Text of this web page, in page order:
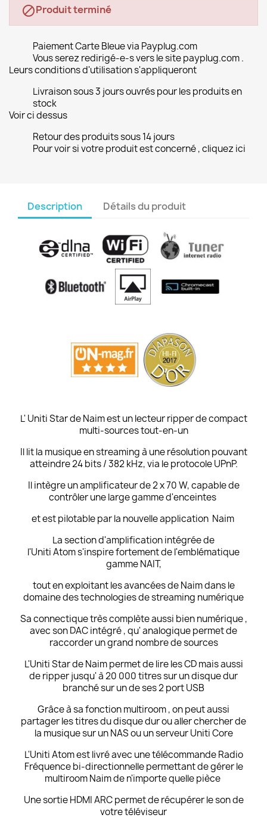
Produit terminé
Paiement Carte Bleue via Payplug.com
Vous serez redirigé-e-s vers le site payplug.com .
Leurs conditions d'utilisation s'appliqueront
Livraison sous 3 jours ouvrés pour les produits en
stock
Voir ci dessus
Retour des produits sous 14 jours
Pour voir si votre produit est concerné , cliquez ici
Description Détails du produit
L' Uniti Star de Naim est un lecteur ripper de compact
multi-sources tout-en-un
Il lit la musique en streaming à une résolution pouvant
atteindre 24 bits / 382 kHz, via le protocole UPnP.
Il intègre un amplificateur de 2 x 70 W, capable de
contrôler une large gamme d'enceintes
et est pilotable par la nouvelle application Naim
La section d'amplification intégrée de
l'Uniti Atom s'inspire fortement de l'emblématique
gamme NAIT,
tout en exploitant les avancées de Naim dans le
domaine des technologies de streaming numérique
Sa connectique très complète aussi bien numérique ,
avec son DAC intégré , qu' analogique permet de
raccorder un grand nombre de sources
L'Uniti Star de Naim permet de lire les CD mais aussi
de ripper jusqu' à 20 000 titres sur un disque dur
branché sur un de ses 2 port USB
Grâce à sa fonction multiroom , on peut aussi
partager les titres du disque dur ou aller chercher de
la musique sur un NAS ou un serveurUniti Core
L'Uniti Atom est livré avec une télécommande Radio
Fréquence bi-directionnelle permettant de gérer le
multiroom Naim de n'importe quelle pièce
Une sortie HDMI ARC permet de récupérer le son de
votre téléviseur